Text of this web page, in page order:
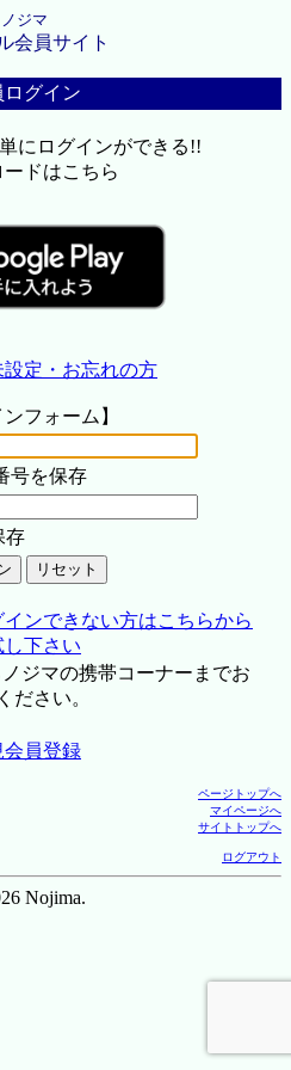
ノジマ
会員サイト
ログイン
にログインができる!!
ードはこちら
定・お忘れの方
ンフォーム】
号を保存
存
ンできない方はこちらから
し下さい
ジマの携帯コーナーまでお
ださい。
会員登録
ページトップへ
マイページへ
サイトトップへ
ログアウト
Nojima.